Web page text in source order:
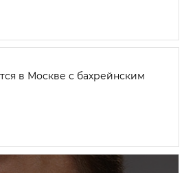
в Москве с бахрейнским